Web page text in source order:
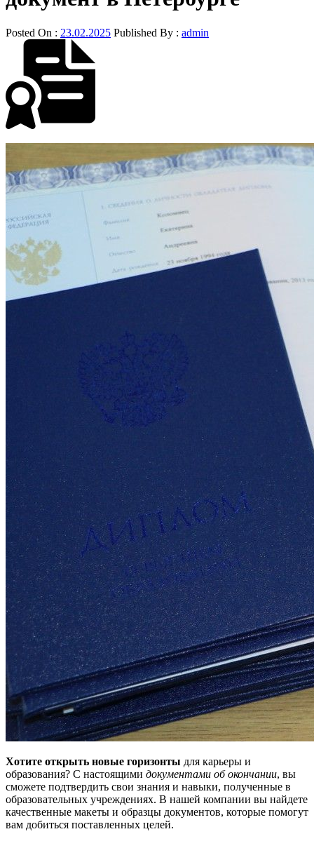
Posted On : 23.02.2025 Published By : admin
Хотите открыть новые горизонты для карьеры и
образования? С настоящими документами об окончании, вы
сможете подтвердить свои знания и навыки, полученные в
образовательных учреждениях. В нашей компании вы найдете
качественные макеты и образцы документов, которые помогут
вам добиться поставленных целей.